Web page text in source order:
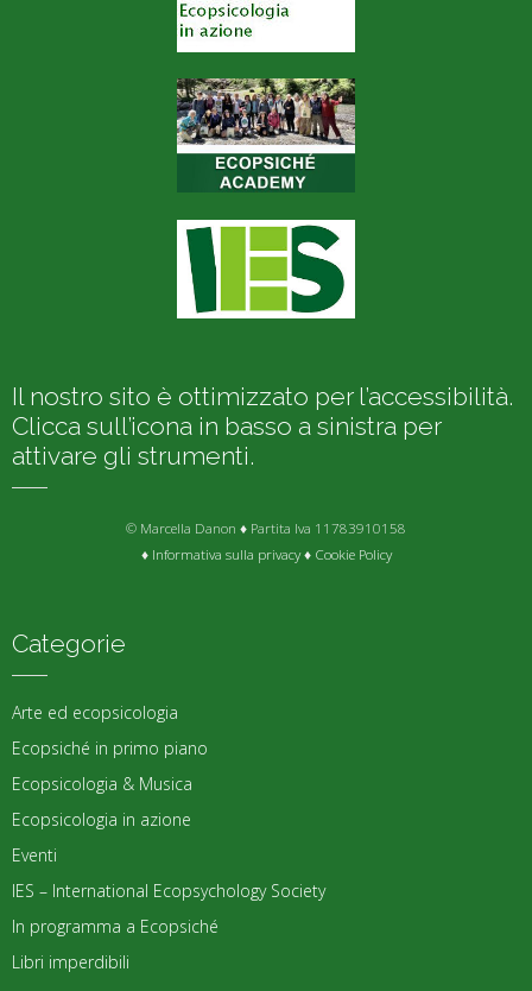
Il nostro sito è ottimizzato per l’accessibilità.
Clicca sull’icona in basso a sinistra per
attivare gli strumenti.
© Marcella Danon ♦ Partita Iva 11783910158
♦ Informativa sulla privacy♦ Cookie Policy
Categorie
Arte ed ecopsicologia
Ecopsiché in primo piano
Ecopsicologia & Musica
Ecopsicologia in azione
Eventi
IES – International Ecopsychology Society
In programma a Ecopsiché
Libri imperdibili